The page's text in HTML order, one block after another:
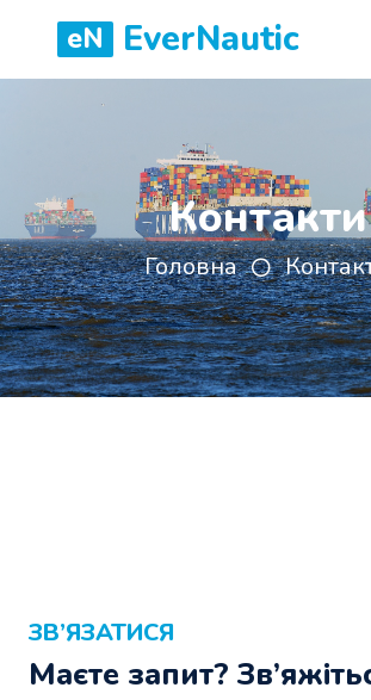
eN EverNautic
Контакти
Головна
ЗВ’ЯЗАТИСЯ
Маєте запит?